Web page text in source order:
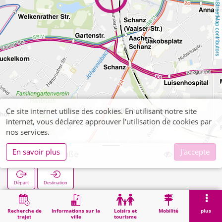
OpenStreetMap contributors
Recherche de
trajet
Informations sur la
ville
Loisirs et
tourisme
Mobilité plus
Lochnerstraße
Départ Destination
Démarrage Lochnerstraße
Ce site internet utilise des cookies. En utilisant notre site
internet, vous déclarez approuver l'utilisation de cookies par
nos services.
En savoir plus
J'accepte